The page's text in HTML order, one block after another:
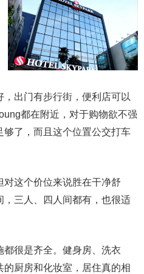
，出门有步行街，便利店可以
都在附近，对于购物欲不强
了，而且这个位置公交打车
这个价位来说胜在干净舒
三人、四人间都有，也很适
很是齐全。健身房、洗衣
厨房和化妆室，居住真的相